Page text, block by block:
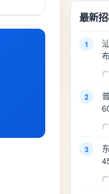
最新
1
2
3